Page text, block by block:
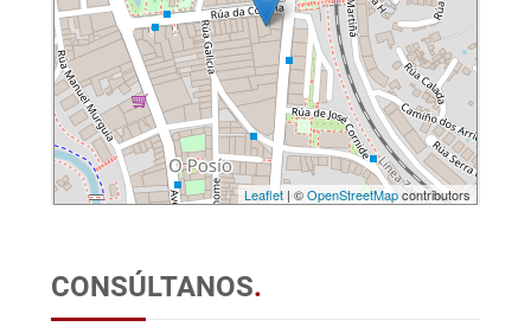
Leaflet| ©OpenStreetMapcontributors
CONSÚLTANOS.